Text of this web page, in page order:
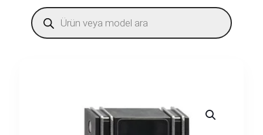
Products
search